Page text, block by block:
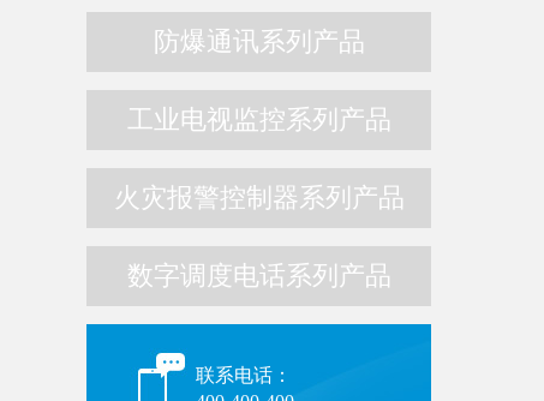
防爆通讯系列产品
工业电视监控系列产品
火灾报警控制器系列产品
数字调度电话系列产品
联系电话：